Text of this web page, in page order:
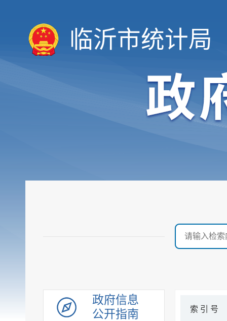
临沂市统计局
政府信息
公开指南
索 引 号